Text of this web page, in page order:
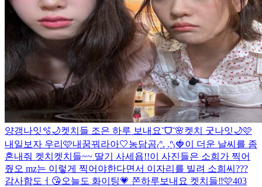
양갱나잇🫧🌙켓치들 조은 하루 보내요˘ᗜ˘🌸켓치 굿나잇🌙🩷
내일보자 우리🩷내꿈꿔라아🤍농담곰₍ᐢ. ̫.ᐢ₎🍓이 더운 날씨를 좀
혼내줘 켓치 켓치들~~ 딸기 사세욥!!이 사진들은 소희가 찍어
줬오 mz는 이렇게 찍어야한다면서 이자리를 빌려 소희씨???
감사함도ㅓ😘오늘도 화이팅💗 쫀하루보내요 켓치들‼️🩷403